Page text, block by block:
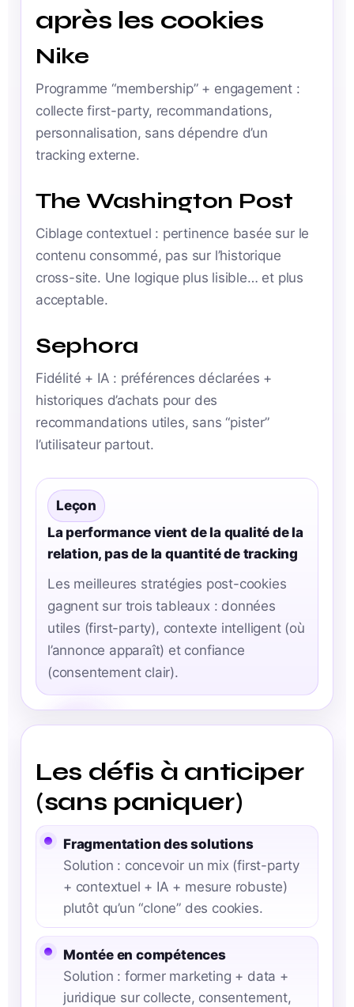
après les cookies
Nike
Programme “membership” + engagement :
collecte first-party, recommandations,
personnalisation, sans dépendre d’un
tracking externe.
The Washington Post
Ciblage contextuel : pertinence basée sur le
contenu consommé, pas sur l’historique
cross-site. Une logique plus lisible… et plus
acceptable.
Sephora
Fidélité + IA : préférences déclarées +
historiques d’achats pour des
recommandations utiles, sans “pister”
l’utilisateur partout.
Leçon
La performance vient de la qualité de la
relation, pas de la quantité de tracking
Les meilleures stratégies post-cookies
gagnent sur trois tableaux : données
utiles (first-party), contexte intelligent (où
l’annonce apparaît) et confiance
(consentement clair).
Les défis à anticiper
(sans paniquer)
Fragmentation des solutions
Solution : concevoir un mix (first-party
+ contextuel + IA + mesure robuste)
plutôt qu’un “clone” des cookies.
Montée en compétences
Solution : former marketing + data +
juridique sur collecte, consentement,